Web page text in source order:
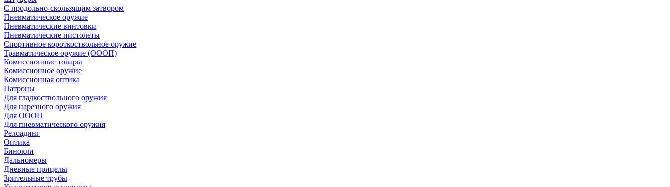
С продольно-скользящим затвором
Пневматическое оружие
Пневматические винтовки
Пневматические пистолеты
Спортивное короткоствольное оружие
Травматическое оружие (ОООП)
Комиссионные товары
Комиссионное оружие
Комиссионная оптика
Патроны
Для гладкоствольного оружия
Для нарезного оружия
Для ОООП
Для пневматического оружия
Релоадинг
Оптика
Бинокли
Дальномеры
Дневные прицелы
Зрительные трубы